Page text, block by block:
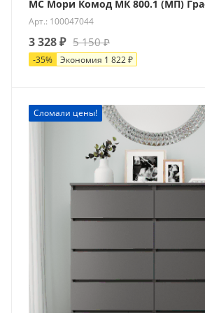
МС Мори Комод МК 800.1 (МП)
Арт.: 100047044
3 328₽ 5 150₽
-35% Экономия 1 822₽
Новинка
Сломали цены!